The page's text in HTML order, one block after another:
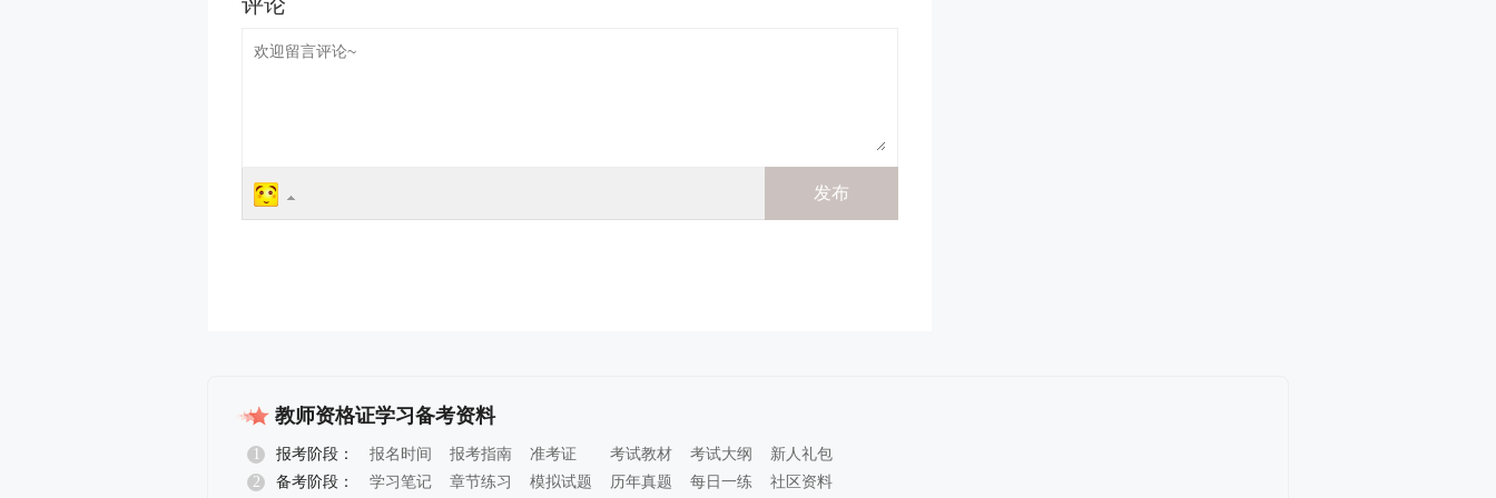
教师资格证学习备考资料
1 报考阶段： 报名时间 报考指南 准考证 考试教材 考试大纲
新人礼包
报名指导
2 备考阶段： 学习笔记 章节练习 模拟试题 历年真题 每日一练 社区资料